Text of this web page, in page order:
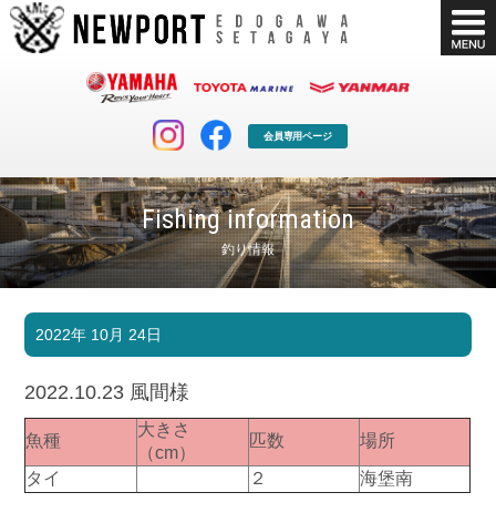
会員専用ページ
Fishing information
釣り情報
マリンクラブ
マリンライフを堪能したい！
ボート販売
ボート免許
長年の実績と信頼！
店舗情報 公式ブログ
Blog
2022年 10月 24日
2022.10.23 風間様
魚種
大きさ
（cm）
匹数
場所
タイ
２ 海堡南